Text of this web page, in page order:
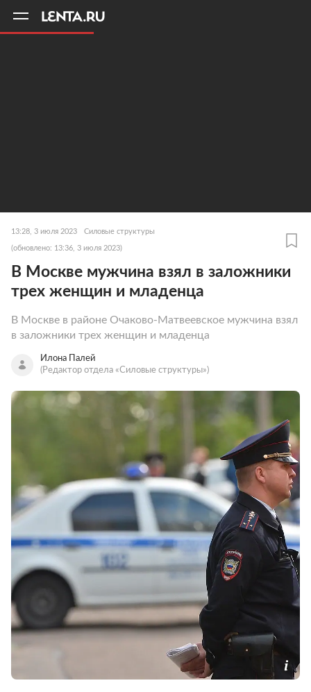
13:28, 3 июля 2023 Силовые структуры
(обновлено: 13:36, 3 июля 2023)
В Москве мужчина взял в заложники
трех женщин и младенца
В Москве в районе Очаково-Матвеевское мужчина взял
в заложники трех женщин и младенца
Илона Палей
(Редактор отдела «Силовые структуры»)